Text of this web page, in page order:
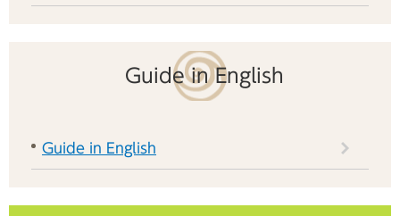
Guide in English
Guide in English